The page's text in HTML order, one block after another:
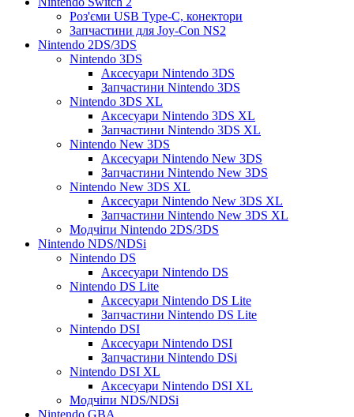
Роз'єми USB Type-C, конектори
Запчастини для Joy-Con NS2
Nintendo 2DS/3DS
Nintendo 3DS
Аксесуари Nintendo 3DS
Запчастини Nintendo 3DS
Nintendo 3DS XL
Аксесуари Nintendo 3DS XL
Запчастини Nintendo 3DS XL
Nintendo New 3DS
Аксесуари Nintendo New 3DS
Запчастини Nintendo New 3DS
Nintendo New 3DS XL
Аксесуари Nintendo New 3DS XL
Запчастини Nintendo New 3DS XL
Модчіпи Nintendo 2DS/3DS
Nintendo NDS/NDSi
Nintendo DS
Аксесуари Nintendo DS
Nintendo DS Lite
Аксесуари Nintendo DS Lite
Запчастини Nintendo DS Lite
Nintendo DSI
Аксесуари Nintendo DSI
Запчастини Nintendo DSi
Nintendo DSI XL
Аксесуари Nintendo DSI XL
Модчіпи NDS/NDSi
Nintendo GBA